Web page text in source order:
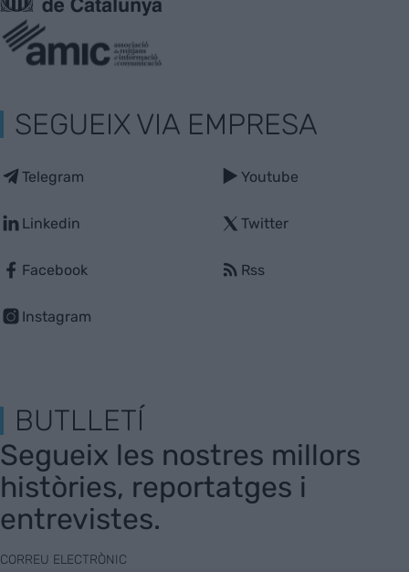
SEGUEIX VIA EMPRESA
Telegram
Linkedin
Facebook
Instagram
Youtube
Twitter
Rss
BUTLLETÍ
Segueix les nostres millors
històries, reportatges i
entrevistes.
CORREU ELECTRÒNIC